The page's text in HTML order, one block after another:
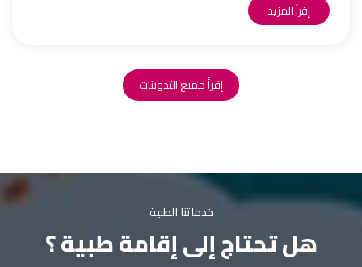
إقرأ المزيد
إقرأ جميع التدوينات
خدماتنا الطبية
هل تحتاج إلى إقامة طبية ؟